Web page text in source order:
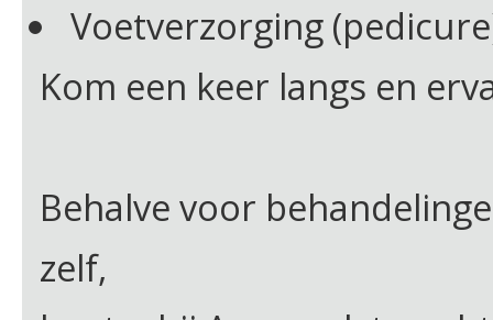
Voetverzorging
Kom een keer langs en
Behalve voor
zelf,